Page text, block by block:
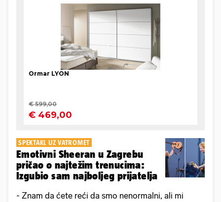
SPEKTAKL UZ VATROMET
Emotivni Sheeran u Zagrebu
pričao o najtežim trenucima:
Izgubio sam najboljeg prijatelja
- Znam da ćete reći da smo nenormalni, ali mi